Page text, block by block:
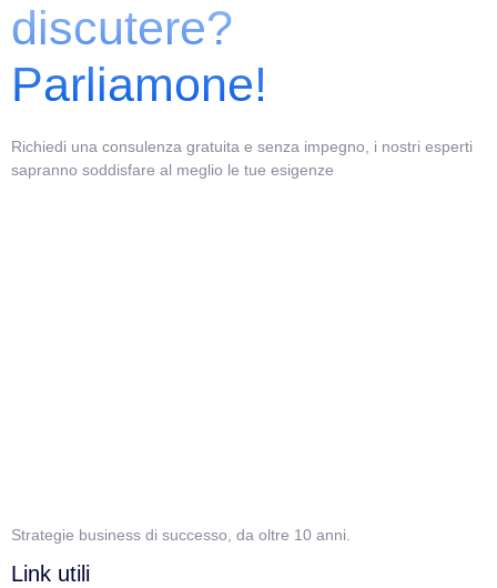
discutere?
Parliamone!
Richiedi una consulenza gratuita e senza impegno, i nostri esperti
sapranno soddisfare al meglio le tue esigenze
Strategie business di successo, da oltre 10 anni.
Link utili